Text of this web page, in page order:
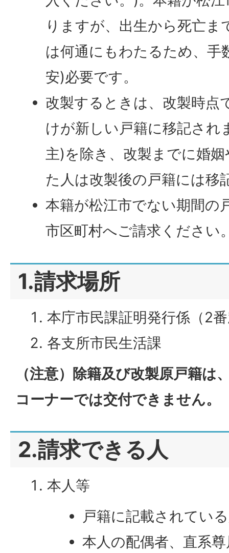
りますが、出生から死亡ま
は何通にもわたるため、
安)必要です。
改製するときは、改製時点
けが新しい戸籍に移記され
主)を除き、改製までに婚
た人は改製後の戸籍には移
本籍が松江市でない期間の
市区町村へご請求ください
1.請求場所
本庁市民課証明発行係（2
各支所市民生活課
（注意）除籍及び改製原戸籍は
コーナーでは交付できません。
2.請求できる人
本人等
戸籍に記載されてい
本人の配偶者、直系